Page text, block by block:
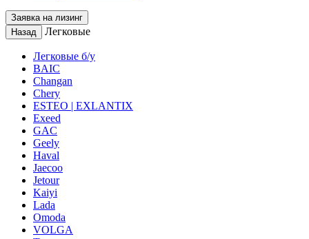
Заявка на лизинг
Назад
Легковые
Легковые б/у
BAIC
Changan
Chery
ESTEO | EXLANTIX
Exeed
GAC
Geely
Haval
Jaecoo
Jetour
Kaiyi
Lada
Omoda
VOLGA